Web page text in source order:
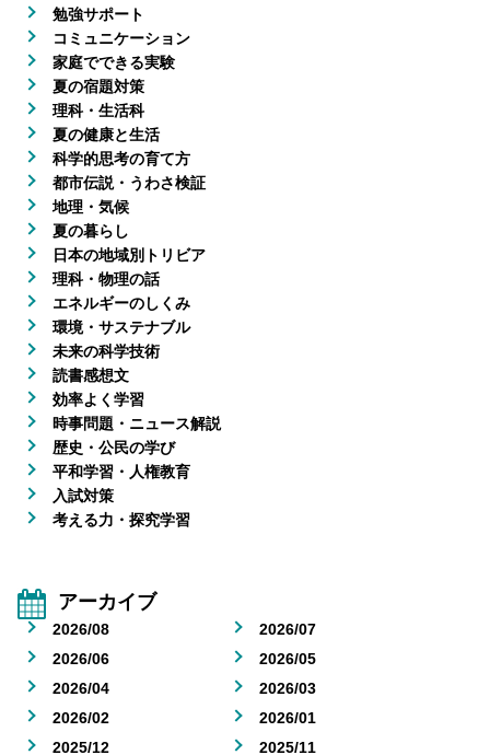
勉強サポート
コミュニケーション
家庭でできる実験
夏の宿題対策
理科・生活科
夏の健康と生活
科学的思考の育て方
都市伝説・うわさ検証
地理・気候
夏の暮らし
日本の地域別トリビア
理科・物理の話
エネルギーのしくみ
環境・サステナブル
未来の科学技術
読書感想文
効率よく学習
時事問題・ニュース解説
歴史・公民の学び
平和学習・人権教育
入試対策
考える力・探究学習
アーカイブ
2026/08
2026/07
2026/06
2026/05
2026/04
2026/03
2026/02
2026/01
2025/12
2025/11